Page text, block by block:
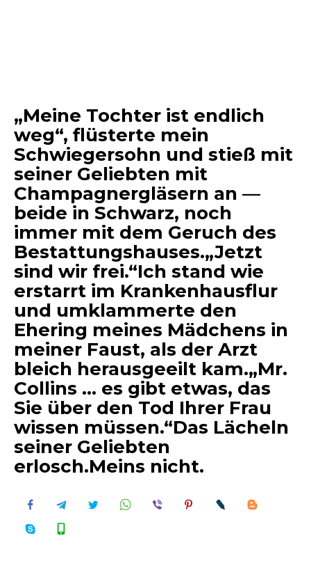
„Meine Tochter ist endlich
weg“, flüsterte mein
Schwiegersohn und stieß mit
seiner Geliebten mit
Champagnergläsern an —
beide in Schwarz, noch
immer mit dem Geruch des
Bestattungshauses.„Jetzt
sind wir frei.“Ich stand wie
erstarrt im Krankenhausflur
und umklammerte den
Ehering meines Mädchens in
meiner Faust, als der Arzt
bleich herausgeeilt kam.„Mr.
Collins … es gibt etwas, das
Sie über den Tod Ihrer Frau
wissen müssen.“Das Lächeln
seiner Geliebten
erlosch.Meins nicht.